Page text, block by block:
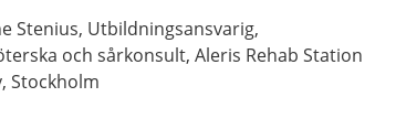
Stenius, Utbildningsansvarig,
och sårkonsult, Aleris Rehab Station
Stockholm